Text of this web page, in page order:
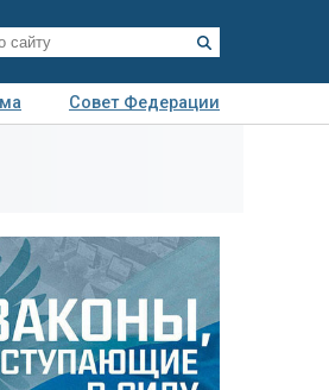
Совет Федерации